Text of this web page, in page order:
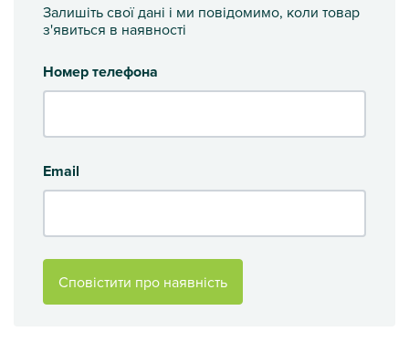
Залишіть свої дані і ми повідомимо, коли товар
з'явиться в наявності
Номер телефона
Email
Сповістити про наявність